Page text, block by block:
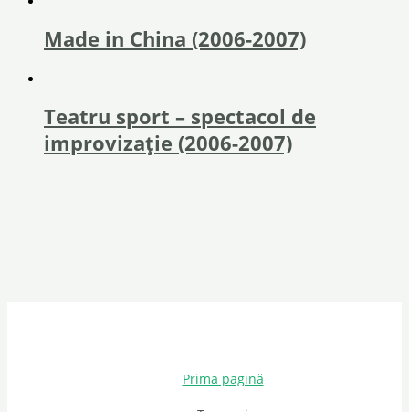
Made in China (2006-2007)
Teatru sport – spectacol de
improvizație (2006-2007)
Prima pagină